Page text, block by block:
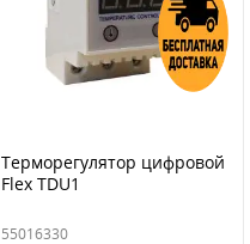
Терморегулятор цифровой
Flex TDU1
55016330